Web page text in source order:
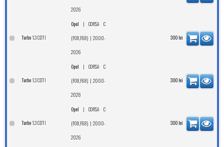
2026
Turbo 1.3 CDTI
Opel |CORSA C
(F08,F68) | 2000-
2026
300 lei
Turbo 1.3 CDTI
Opel |CORSA C
(F08,F68) | 2000-
2026
300 lei
Turbo 1.3 CDTI
Opel |CORSA C
(F08,F68) | 2000-
2026
300 lei